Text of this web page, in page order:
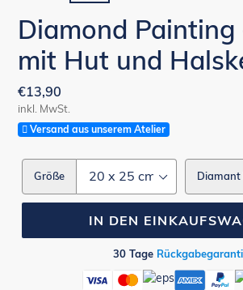
SCHIEBER
Diamond Painting
mit Hut und
Normaler
Preis
€13,90
inkl. MwSt.
Versand aus unserem Atelier
Größe Diamant
IN DEN
30 Tage